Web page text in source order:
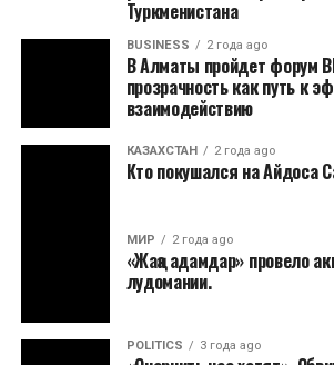
Туркменистана
BUSINESS 2 года ago
В Алматы пройдет форум
прозрачность как путь к
взаимодействию
КАЗАХСТАН 2 года ago
Кто покушался на Айдоса
МИР 2 года ago
«Жаңа адамдар» провело
лудомании.
POLITICS 3 года ago